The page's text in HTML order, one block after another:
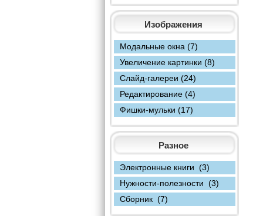
Изображения
Модальные окна (7)
Увеличение картинки (8)
Слайд-галереи (24)
Редактирование (4)
Фишки-мульки (17)
Разное
Электронные книги (3)
Нужности-полезности (3)
Сборник (7)